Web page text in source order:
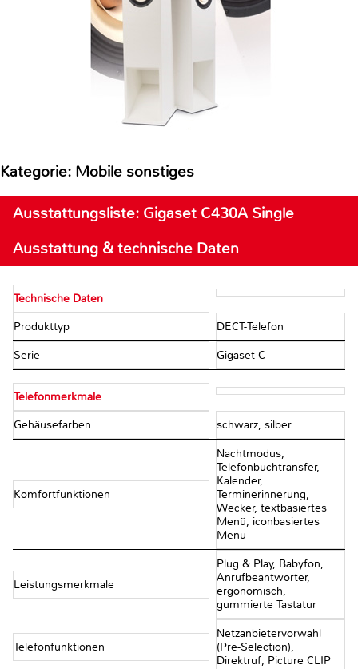
Kategorie: Mobile sonstiges
Ausstattungsliste: Gigaset C430A Single
Ausstattung & technische Daten
Technische Daten
Produkttyp DECT-Telefon
Serie Gigaset C
Telefonmerkmale
Gehäusefarben schwarz, silber
Komfortfunktionen
Nachtmodus,
Telefonbuchtransfer,
Kalender,
Terminerinnerung,
Wecker, textbasiertes
Menü, iconbasiertes
Menü
Leistungsmerkmale
Plug & Play, Babyfon,
Anrufbeantworter,
ergonomisch,
gummierte Tastatur
Telefonfunktionen
Netzanbietervorwahl
(Pre-Selection),
Direktruf, Picture CLIP